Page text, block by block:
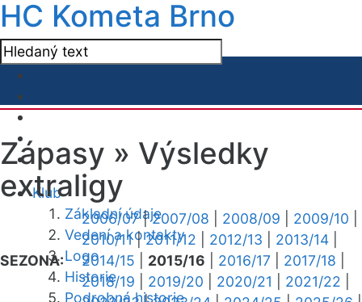
HC Kometa Brno
Klub
Základní údaje
Vedení a kontakty
Logo
Historie
Podrobná historie
Zápasy » Výsledky
extraligy
SEZONA:
2006/07|2007/08 2008/09 2009/10
2010/11|2011/12 2012/13 2013/14
2014/15
2015/16 2016/17 2017/18
2018/19
2019/20 2020/21 2021/22